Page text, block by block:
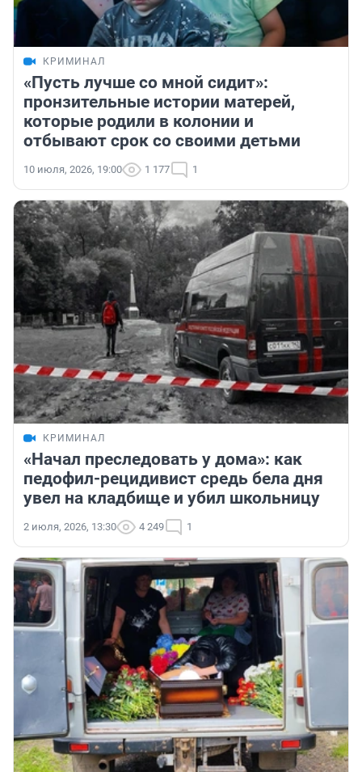
КРИМИНАЛ
«Пусть лучше со мной сидит»:
пронзительные истории матерей,
которые родили в колонии и
отбывают срок со своими детьми
10 июля, 2026, 19:00 1 177 1
КРИМИНАЛ
«Начал преследовать у дома»: как
педофил-рецидивист средь бела дня
увел на кладбище и убил школьницу
2 июля, 2026, 13:30 4 249 1